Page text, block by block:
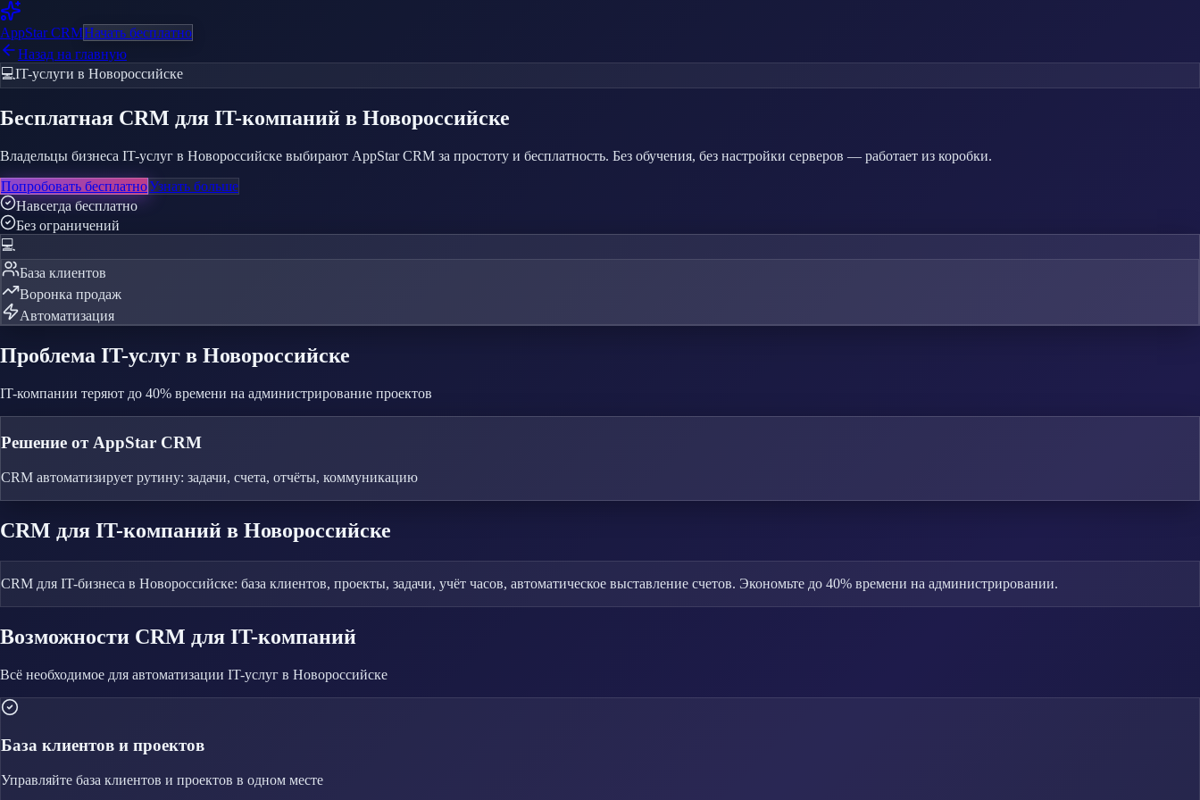
AppStarCRMНачать бесплатно
Назад на главную
💻IT-услуги в Новороссийске
Бесплатная CRM для IT-компаний в Новороссийске
Владельцы бизнеса IT-услуг в Новороссийске выбирают AppStar CRM за простоту и бесплатность. Без обучения, без настройки серверов — работает из коробки.
Попробовать бесплатноУзнать больше
Навсегда бесплатно
Без ограничений
💻
База клиентов
Воронка продаж
Автоматизация
Проблема IT-услуг в Новороссийске
IT-компании теряют до 40% времени на администрирование проектов
Решение от AppStar CRM
CRM автоматизирует рутину: задачи, счета, отчёты, коммуникацию
CRM для IT-компаний в Новороссийске
CRM для IT-бизнеса в Новороссийске: база клиентов, проекты, задачи, учёт часов, автоматическое выставление счетов. Экономьте до 40% времени на администрировании.
Возможности CRM для IT-компаний
Всё необходимое для автоматизации IT-услуг в Новороссийске
База клиентов и проектов
Управляйте база клиентов и проектов в одном месте